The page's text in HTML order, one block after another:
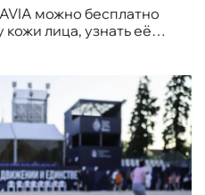
можно бесплатно
лица, узнать её
п...